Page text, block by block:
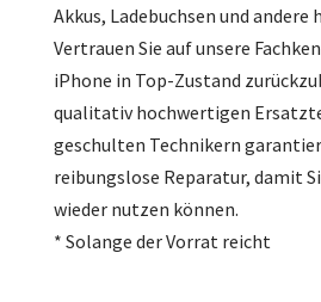
Akkus, Ladebuchsen und
Vertrauen Sie auf unsere
iPhone in Top-Zustand
qualitativ hochwertigen
geschulten Technikern
reibungslose Reparatur, damit
wieder nutzen können.
* Solange der Vorrat reicht